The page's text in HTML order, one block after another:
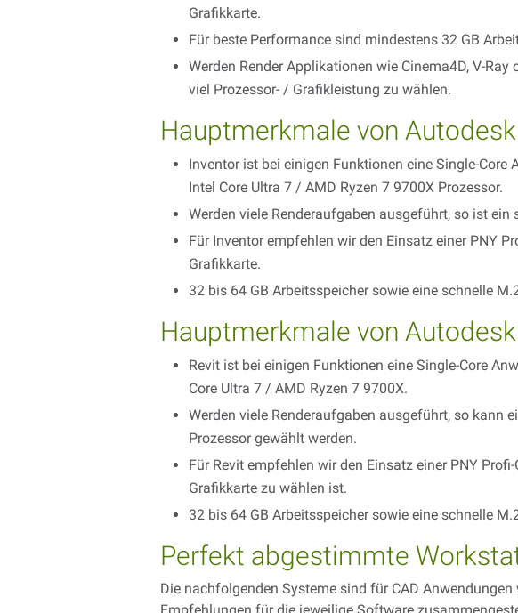
Grafikkarte.
Für beste Performance sind mindestens 32 GB
Werden Render Applikationen wie Cinema4D, V-
viel Prozessor- / Grafikleistung zu wählen.
Hauptmerkmale von
Inventor ist bei einigen Funktionen eine Single-
Intel Core Ultra 7 / AMD Ryzen 7 9700X Prozessor.
Werden viele Renderaufgaben ausgeführt, so ist ein
Für Inventor empfehlen wir den Einsatz einer PNY
Grafikkarte.
32 bis 64 GB Arbeitsspeicher sowie eine schnelle
Hauptmerkmale von
Revit ist bei einigen Funktionen eine Single-Core
Core Ultra 7 / AMD Ryzen 7 9700X.
Werden viele Renderaufgaben ausgeführt, so kann
Prozessor gewählt werden.
Für Revit empfehlen wir den Einsatz einer PNY
Grafikkarte zu wählen ist.
32 bis 64 GB Arbeitsspeicher sowie eine schnelle
Perfekt abgestimmte
Die nachfolgenden Systeme sind für CAD